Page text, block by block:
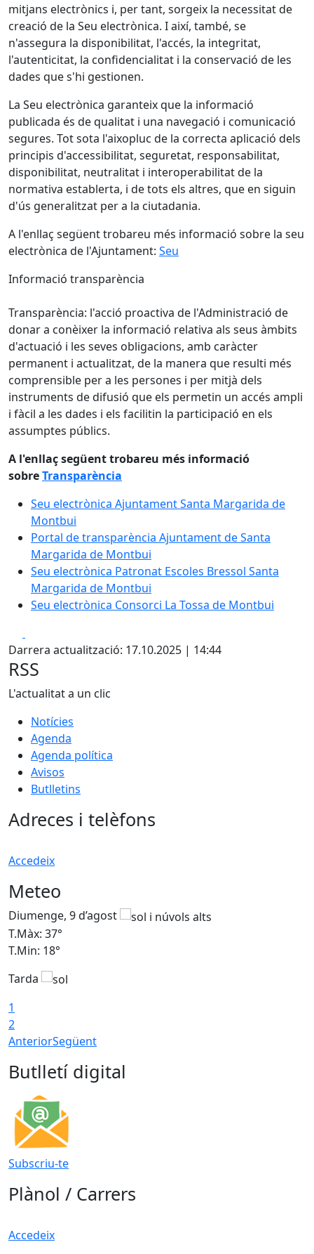
mitjans electrònics i, per tant, sorgeix la necessitat de
creació de la Seu electrònica. I així, també, se
n'assegura la disponibilitat, l'accés, la integritat,
l'autenticitat, la confidencialitat i la conservació de les
dades que s'hi gestionen.
La Seu electrònica garanteix que la informació
publicada és de qualitat i una navegació i comunicació
segures. Tot sota l'aixopluc de la correcta aplicació dels
principis d'accessibilitat, seguretat, responsabilitat,
disponibilitat, neutralitat i interoperabilitat de la
normativa establerta, i de tots els altres, que en siguin
d'ús generalitzat per a la ciutadania.
A l'enllaç següent trobareu més informació sobre la seu
electrònica de l'Ajuntament: Seu
Informació transparència
Transparència: l'acció proactiva de l'Administració de
donar a conèixer la informació relativa als seus àmbits
d'actuació i les seves obligacions, amb caràcter
permanent i actualitzat, de la manera que resulti més
comprensible per a les persones i per mitjà dels
instruments de difusió que els permetin un accés ampli
i fàcil a les dades i els facilitin la participació en els
assumptes públics.
A l'enllaç següent trobareu més informació
sobreTransparència
Seu electrònica Ajuntament Santa Margarida de
Montbui
Portal de transparència Ajuntament de Santa
Margarida de Montbui
Seu electrònica Patronat Escoles Bressol Santa
Margarida de Montbui
Seu electrònica Consorci La Tossa de Montbui
Darrera actualització: 17.10.2025 | 14:44
RSS
L'actualitat a un clic
Notícies
Agenda
Agenda política
Avisos
Butlletins
Adreces i telèfons
Accedeix
Meteo
Diumenge, 9 d’agost
T.Màx: 37°
T.Min: 18°
Tarda
1
2
AnteriorSegüent
Butlletí digital
Subscriu-te
Plànol / Carrers
Accedeix